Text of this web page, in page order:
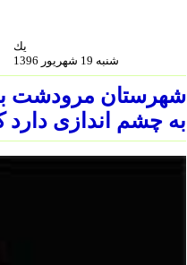
يك
شنبه 19 شهريور 1396
شهرستان مرودشت
به چشم اندازى